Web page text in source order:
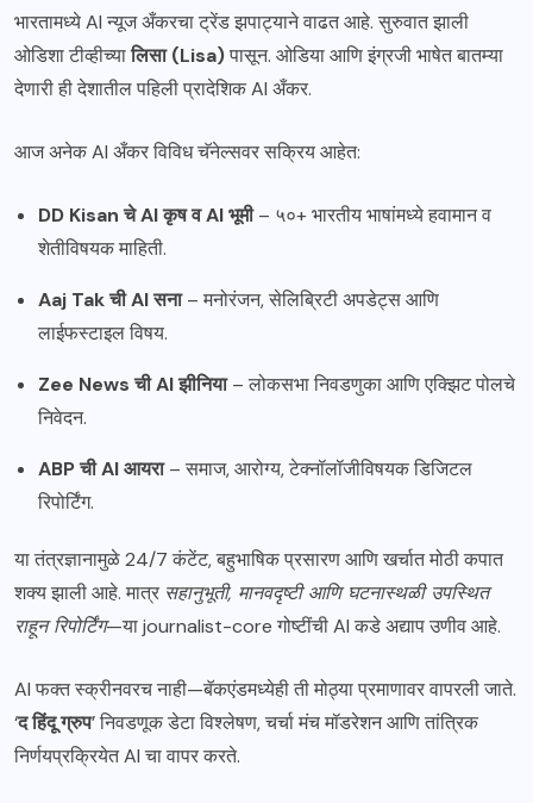
भारतामध्ये AI न्यूज अँकरचा ट्रेंड झपाट्याने वाढत आहे. सुरुवात झाली
ओडिशा टीव्हीच्यालिसा (Lisa)पासून. ओडिया आणि इंग्रजी भाषेत बातम्या
देणारी ही देशातील पहिली प्रादेशिक AI अँकर.
आज अनेक AI अँकर विविध चॅनेल्सवर सक्रिय आहेत:
DD Kisan चे AI कृष व AI भूमी– ५०+ भारतीय भाषांमध्ये हवामान व
शेतीविषयक माहिती.
Aaj Tak ची AI सना– मनोरंजन, सेलिब्रिटी अपडेट्स आणि
लाईफस्टाइल विषय.
Zee News ची AI झीनिया– लोकसभा निवडणुका आणि एक्झिट पोलचे
निवेदन.
ABP ची AI आयरा– समाज, आरोग्य, टेक्नॉलॉजीविषयक डिजिटल
रिपोर्टिंग.
या तंत्रज्ञानामुळे 24/7 कंटेंट, बहुभाषिक प्रसारण आणि खर्चात मोठी कपात
शक्य झाली आहे. मात्र सहानुभूती, मानवदृष्टी आणि घटनास्थळी उपस्थित
राहून रिपोर्टिंग—या journalist-core गोष्टींची AI कडे अद्याप उणीव आहे.
AI फक्त स्क्रीनवरच नाही—बॅकएंडमध्येही ती मोठ्या प्रमाणावर वापरली जाते.
‘द हिंदू ग्रुप’ निवडणूक डेटा विश्लेषण, चर्चा मंच मॉडरेशन आणि तांत्रिक
निर्णयप्रक्रियेत AI चा वापर करते.